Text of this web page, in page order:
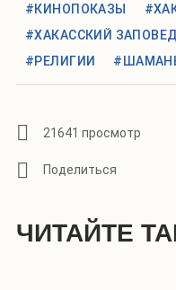
#КИНОПОКАЗЫ
#ХАКАССКИЙ
#РЕЛИГИИ
21641 просмотр
ЧИТАЙТЕ